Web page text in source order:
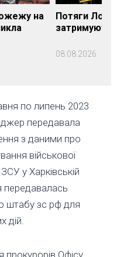
на
Потяги
08.08.2026
по липень 2023
передавала
з даними про
військової
у Харківській
передавалась
штабу зс рф для
дій.